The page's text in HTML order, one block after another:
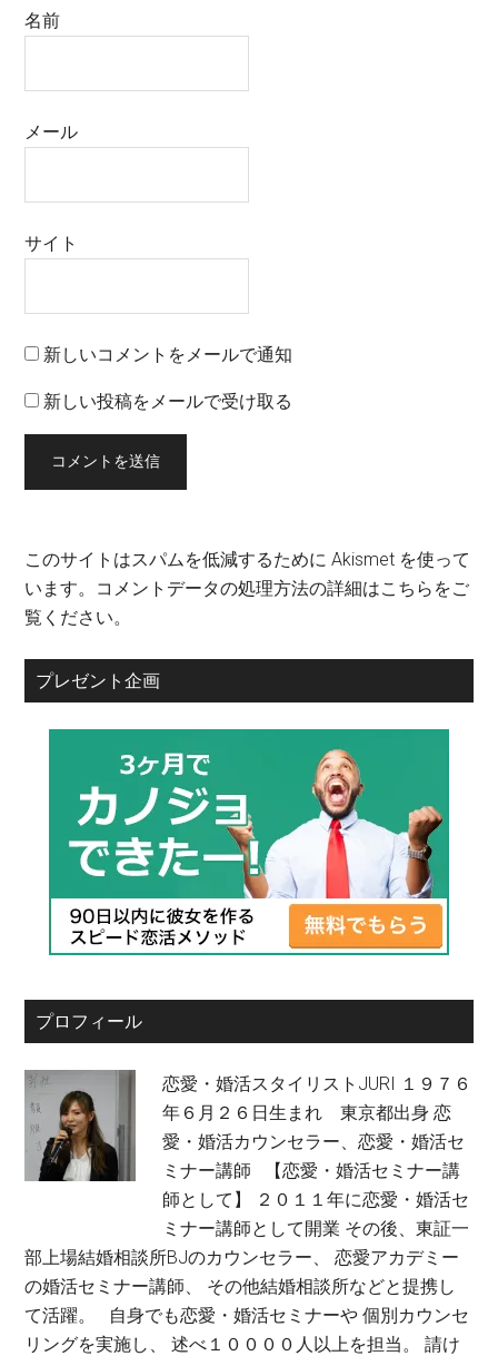
名前
メール
サイト
新しいコメントをメールで通知
新しい投稿をメールで受け取る
このサイトはスパムを低減するために Akismet を使って
います。 コメントデータの処理方法の詳細はこちらをご
覧ください。
プレゼント企画
プロフィール
恋愛・婚活スタイリストJURI １９７６
年６月２６日生まれ 東京都出身 恋
愛・婚活カウンセラー、恋愛・婚活セ
ミナー講師 【恋愛・婚活セミナー講
師として】 ２０１１年に恋愛・婚活セ
ミナー講師として開業 その後、東証一
部上場結婚相談所BJのカウンセラー、 恋愛アカデミー
の婚活セミナー講師、 その他結婚相談所などと提携し
て活躍。 自身でも恋愛・婚活セミナーや 個別カウンセ
リングを実施し、 述べ１００００人以上を担当。 請け